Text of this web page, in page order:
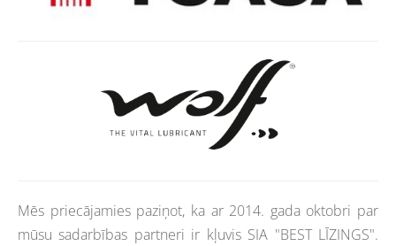
Mēs priecājamies paziņot, ka ar 2014. gada oktobri par
mūsu sadarbības partneri ir kļuvis SIA "BEST LĪZINGS".